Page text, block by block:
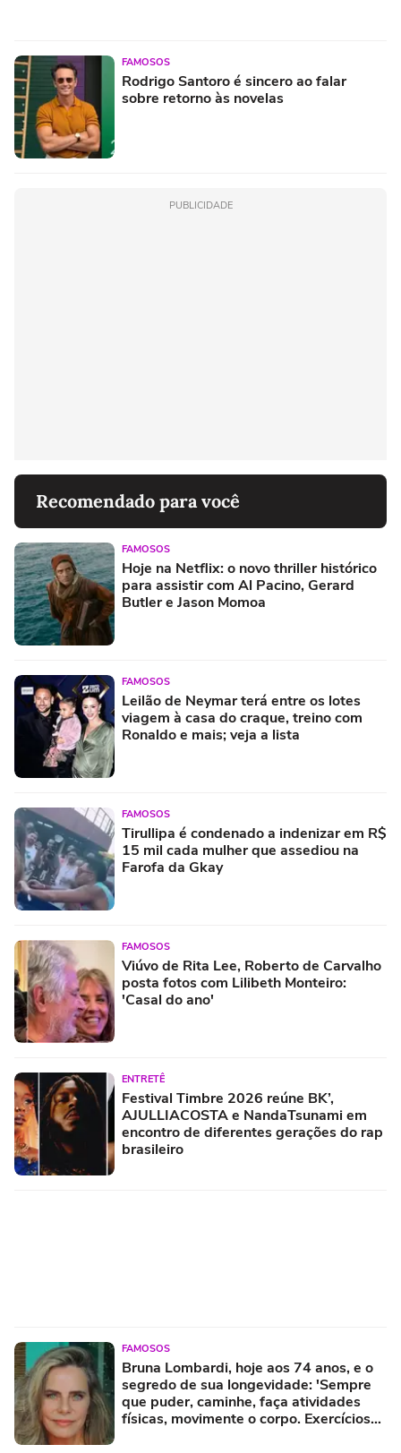
FAMOSOS
Rodrigo Santoro é sincero ao falar
sobre retorno às novelas
PUBLICIDADE
Recomendado para você
FAMOSOS
Hoje na Netflix: o novo thriller histórico
para assistir com Al Pacino, Gerard
Butler e Jason Momoa
FAMOSOS
Leilão de Neymar terá entre os lotes
viagem à casa do craque, treino com
Ronaldo e mais; veja a lista
FAMOSOS
Tirullipa é condenado a indenizar em R$
15 mil cada mulher que assediou na
Farofa da Gkay
FAMOSOS
Viúvo de Rita Lee, Roberto de Carvalho
posta fotos com Lilibeth Monteiro:
'Casal do ano'
ENTRETÊ
Festival Timbre 2026 reúne BK’,
AJULLIACOSTA e NandaTsunami em
encontro de diferentes gerações do rap
brasileiro
FAMOSOS
Bruna Lombardi, hoje aos 74 anos, e o
segredo de sua longevidade: 'Sempre
que puder, caminhe, faça atividades
físicas, movimente o corpo. Exercícios